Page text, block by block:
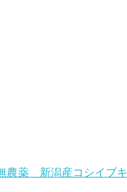
農薬 新潟産コシイブキ